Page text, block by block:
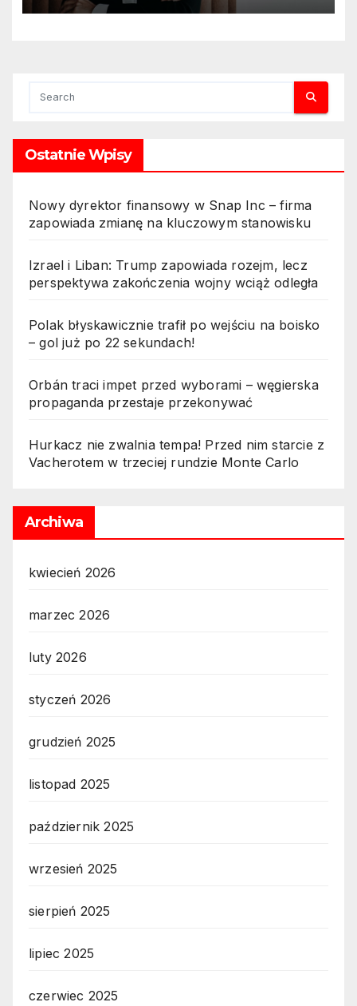
Ostatnie Wpisy
Nowy dyrektor finansowy w Snap Inc – firma
zapowiada zmianę na kluczowym stanowisku
Izrael i Liban: Trump zapowiada rozejm, lecz
perspektywa zakończenia wojny wciąż odległa
Polak błyskawicznie trafił po wejściu na boisko
– gol już po 22 sekundach!
Orbán traci impet przed wyborami – węgierska
propaganda przestaje przekonywać
Hurkacz nie zwalnia tempa! Przed nim starcie z
Vacherotem w trzeciej rundzie Monte Carlo
Archiwa
kwiecień 2026
marzec 2026
luty 2026
styczeń 2026
grudzień 2025
listopad 2025
październik 2025
wrzesień 2025
sierpień 2025
lipiec 2025
czerwiec 2025